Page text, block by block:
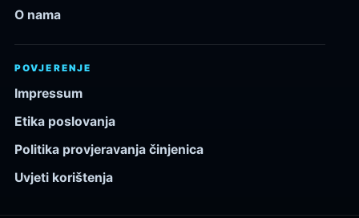
O nama
POVJERENJE
Impressum
Etika poslovanja
Politika provjeravanja činjenica
Uvjeti korištenja